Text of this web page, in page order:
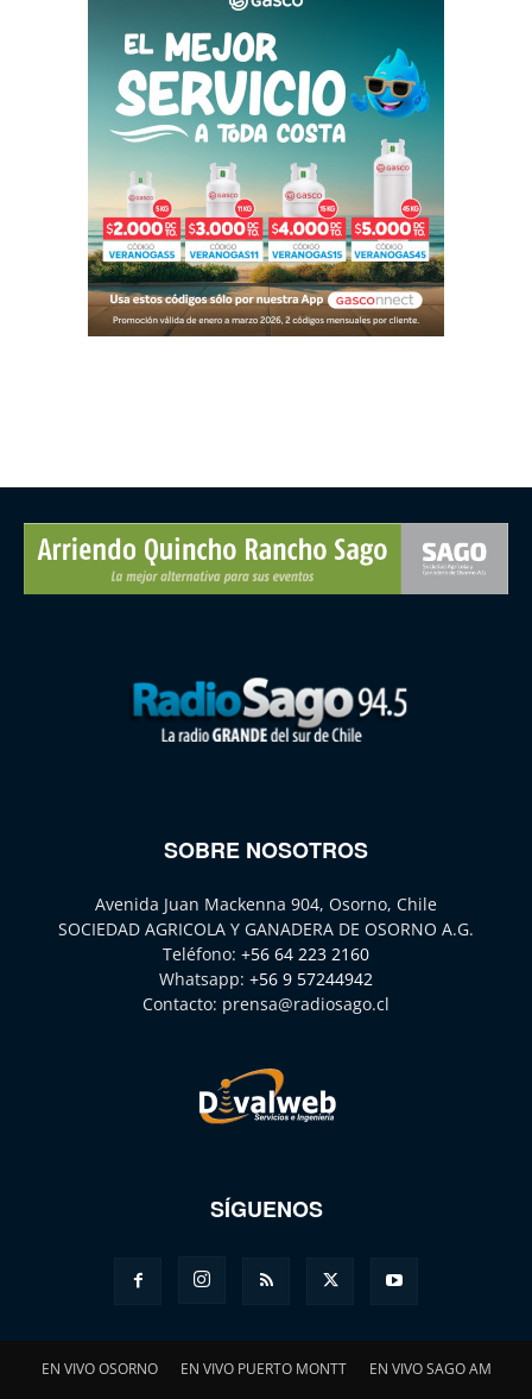
SOBRE NOSOTROS
Avenida Juan Mackenna 904, Osorno, Chile
SOCIEDAD AGRICOLA Y GANADERA DE OSORNO A.G.
Teléfono: +56 64 223 2160
Whatsapp: +56 9 57244942
Contacto: prensa@radiosago.cl
SÍGUENOS
EN VIVO OSORNO EN VIVO PUERTO MONTT EN VIVO SAGO AM